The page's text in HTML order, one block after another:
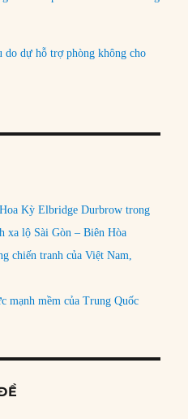
dự hỗ trợ phòng không cho
Kỳ Elbridge Durbrow trong
xa lộ Sài Gòn – Biên Hòa
chiến tranh của Việt Nam,
mạnh mềm của Trung Quốc